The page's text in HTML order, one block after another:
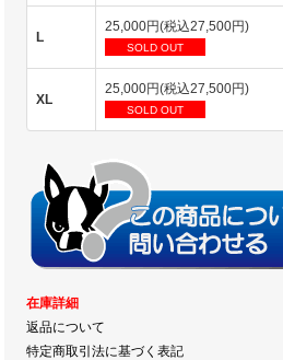
L
25,000円(税込27,500円)
SOLD OUT
XL
25,000円(税込27,500円)
SOLD OUT
在庫詳細
返品について
特定商取引法に基づく表記